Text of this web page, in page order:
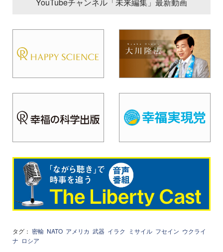
タグ： 密輸 NATO アメリカ 武器 イラク ミサイル フセイン ウクライ
ナ ロシア